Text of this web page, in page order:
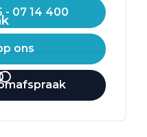
- 07 14 400
ons